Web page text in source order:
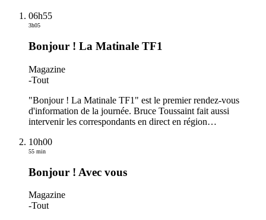
06h55
3h05
Bonjour ! La Matinale TF1
Magazine
-Tout
"Bonjour ! La Matinale TF1" est le premier rendez-vous
d'information de la journée. Bruce Toussaint fait aussi
intervenir les correspondants en direct en région…
10h00
55 min
Bonjour ! Avec vous
Magazine
-Tout